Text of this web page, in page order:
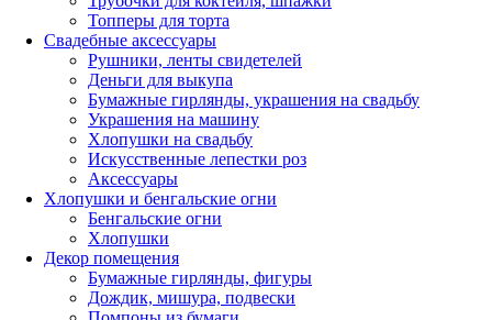
Топперы для торта
Свадебные аксессуары
Рушники, ленты свидетелей
Деньги для выкупа
Бумажные гирлянды, украшения на свадьбу
Украшения на машину
Хлопушки на свадьбу
Искусственные лепестки роз
Аксессуары
Хлопушки и бенгальские огни
Бенгальские огни
Хлопушки
Декор помещения
Бумажные гирлянды, фигуры
Дождик, мишура, подвески